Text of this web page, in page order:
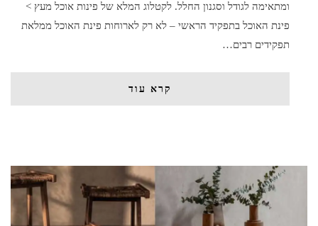
ומתאימה לגודל וסגנון החלל. לקטלוג המלא של פינות אוכל מעץ >
פינת האוכל בתפקיד הראשי – לא רק לארוחות פינת האוכל ממלאת
תפקידים רבים…
קרא עוד